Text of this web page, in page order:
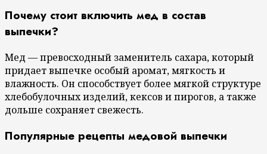
Почему стоит включить мед в состав
выпечки?
Мед — превосходный заменитель сахара, который
придает выпечке особый аромат, мягкость и
влажность. Он способствует более мягкой структуре
хлебобулочных изделий, кексов и пирогов, а также
дольше сохраняет свежесть.
Популярные рецепты медовой выпечки